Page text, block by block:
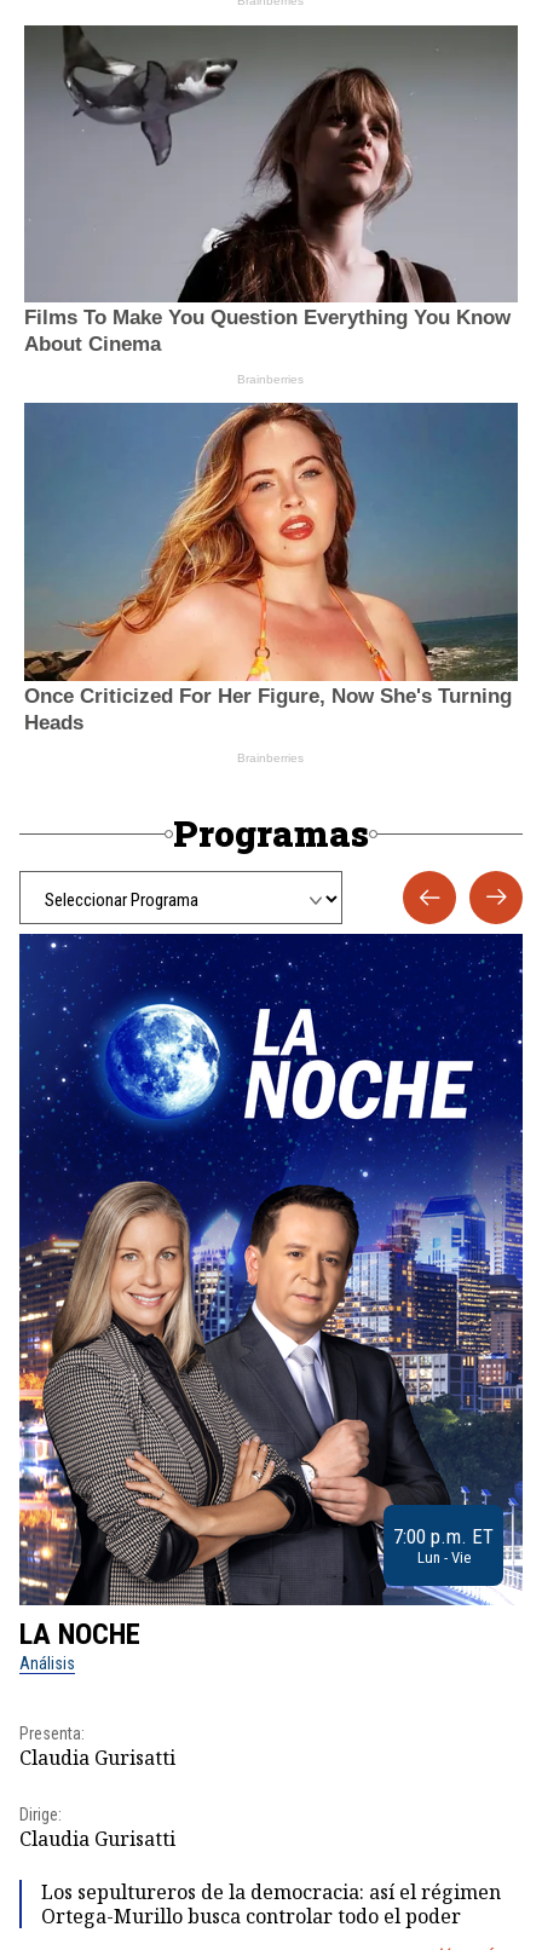
Programas
7:00 p.m. ET
Lun - Vie
LA NOCHE
Análisis
Presenta:
Claudia Gurisatti
Dirige:
Claudia Gurisatti
Los sepultureros de la democracia: así el régimen
Ortega-Murillo busca controlar todo el poder